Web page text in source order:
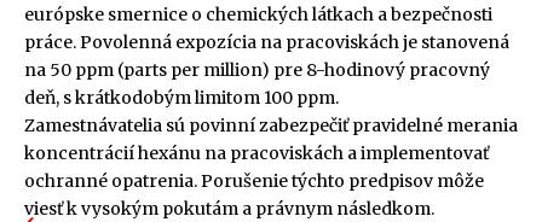
európske smernice o chemických látkach a bezpečnosti
práce. Povolenná expozícia na pracoviskách je stanovená
na 50 ppm (parts per million) pre 8-hodinový pracovný
deň, s krátkodobým limitom 100 ppm.
Zamestnávatelia sú povinní zabezpečiť pravidelné merania
koncentrácií hexánu na pracoviskách a implementovať
ochranné opatrenia. Porušenie týchto predpisov môže
viesť k vysokým pokutám a právnym následkom.